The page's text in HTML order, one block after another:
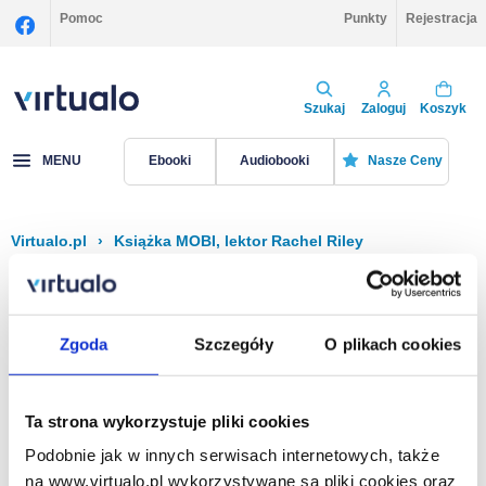
Zgoda Szczegóły O plikach cookies
Ta strona wykorzystuje pliki cookies
Podobnie jak w innych serwisach internetowych, także
na www.virtualo.pl wykorzystywane są pliki cookies oraz
Pomoc Punkty Rejestracja
Szukaj Zaloguj Koszyk
MENU Ebooki Audiobooki Nasze Ceny
Virtualo.pl › Książka MOBI, lektor Rachel Riley
Filtruj Sortuj
Na stronie